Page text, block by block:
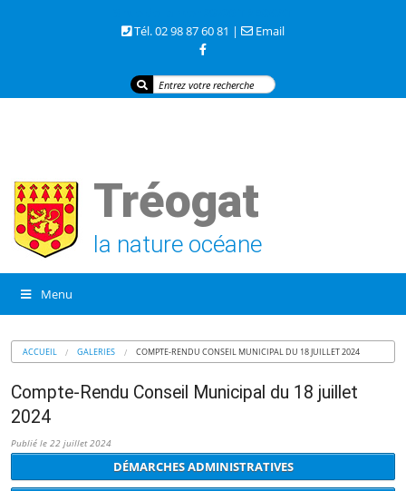
Tél. 02 98 87 60 81 |
Email
Tréogat
la nature océane
Menu
ACCUEIL GALERIES COMPTE-RENDU CONSEIL MUNICIPAL DU 18 JUILLET 2024
Compte-Rendu Conseil Municipal du 18 juillet
2024
Publié le 22 juillet 2024
DÉMARCHES ADMINISTRATIVES